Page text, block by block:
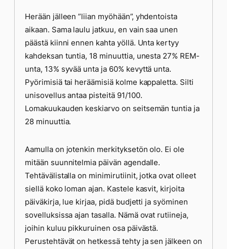
Herään jälleen ”liian myöhään”, yhdentoista
aikaan. Sama laulu jatkuu, en vain saa unen
päästä kiinni ennen kahta yöllä. Unta kertyy
kahdeksan tuntia, 18 minuuttia, unesta 27% REM-
unta, 13% syvää unta ja 60% kevyttä unta.
Pyörimisiä tai heräämisiä kolme kappaletta. Silti
unisovellus antaa pisteitä 91/100.
Lomakuukauden keskiarvo on seitsemän tuntia ja
28 minuuttia.
Aamulla on jotenkin merkityksetön olo. Ei ole
mitään suunnitelmia päivän agendalle.
Tehtävälistalla on minimirutiinit, jotka ovat olleet
siellä koko loman ajan. Kastele kasvit, kirjoita
päiväkirja, lue kirjaa, pidä budjetti ja syöminen
sovelluksissa ajan tasalla. Nämä ovat rutiineja,
joihin kuluu pikkuruinen osa päivästä.
Perustehtävät on hetkessä tehty ja sen jälkeen on